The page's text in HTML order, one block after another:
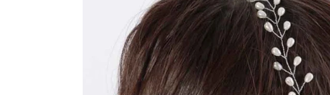
セットアップ
オールインワン
40代
50代
60代以上